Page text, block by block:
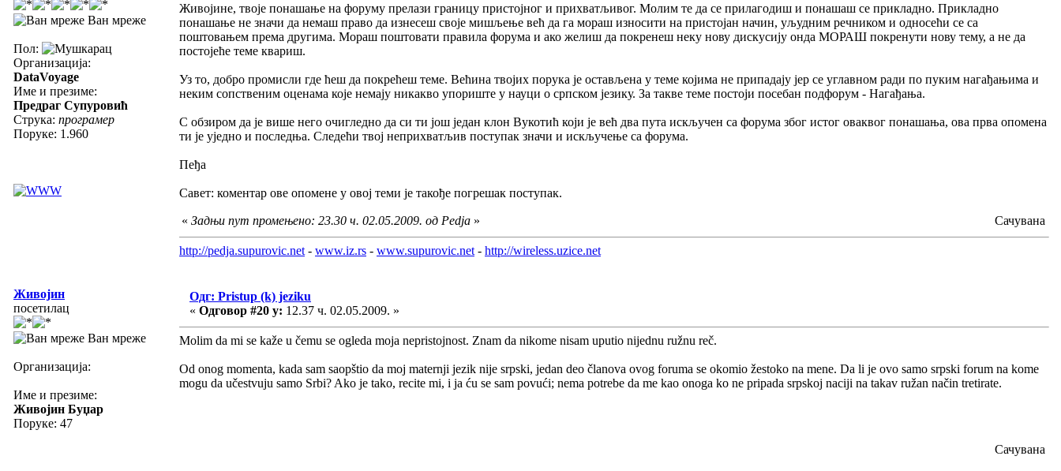
Ван мреже
Пол:
Организација:
DataVoyage
Име и презиме:
Предраг Супуровић
Струка: програмер
Поруке: 1.960
Живојине, твоје понашање на форуму прелази границу пристојног и прихватљивог. Молим те да се прилагодиш и понашаш се прикладно. Прикладно
понашање не значи да немаш право да изнесеш своје мишљење већ да га мораш износити на пристојан начин, уљудним речником и односећи се са
поштовањем према другима. Мораш поштовати правила форума и ако желиш да покренеш неку нову дискусију онда МОРАШ покренути нову тему, а не да
постојеће теме квариш.
Уз то, добро промисли где ћеш да покрећеш теме. Већина твојих порука је остављена у теме којима не припадају јер се углавном ради по пуким нагађањима и
неким сопственим оценама које немају никакво упориште у науци о српском језику. За такве теме постоји посебан подфорум - Нагађања.
С обзиром да је више него очигледно да си ти још један клон Вукотић који је већ два пута искључен са форума због истог оваквог понашања, ова прва опомена
ти је уједно и последња. Следећи твој неприхватљив поступак значи и искључење са форума.
Пеђа
Савет: коментар ове опомене у овој теми је такође погрешак поступак.
« Задњи пут промењено: 23.30 ч. 02.05.2009. од Pedja » Сачувана
http://pedja.supurovic.net - www.iz.rs - www.supurovic.net - http://wireless.uzice.net
Живојин
посетилац
Ван мреже
Организација:
Име и презиме:
Живојин Буџар
Поруке: 47
Одг: Pristup (k) jeziku
« Одговор #20 у: 12.37 ч. 02.05.2009. »
Molim da mi se kaže u čemu se ogleda moja nepristojnost. Znam da nikome nisam uputio nijednu ružnu reč.
Od onog momenta, kada sam saopštio da moj maternji jezik nije srpski, jedan deo članova ovog foruma se okomio žestoko na mene. Da li je ovo samo srpski forum na kome
mogu da učestvuju samo Srbi? Ako je tako, recite mi, i ja ću se sam povući; nema potrebe da me kao onoga ko ne pripada srpskoj naciji na takav ružan način tretirate.
Сачувана